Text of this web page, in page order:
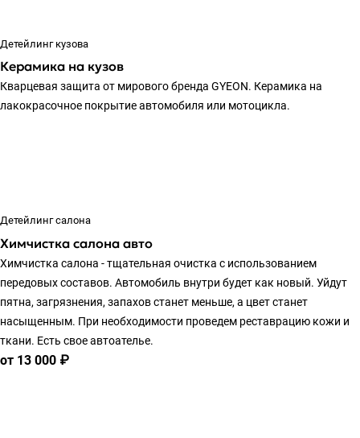
Детейлинг кузова
Керамика на кузов
Кварцевая защита от мирового бренда GYEON. Керамика на
лакокрасочное покрытие автомобиля или мотоцикла.
Детейлинг салона
Химчистка салона авто
Химчистка салона - тщательная очистка с использованием
передовых составов. Автомобиль внутри будет как новый. Уйдут
пятна, загрязнения, запахов станет меньше, а цвет станет
насыщенным. При необходимости проведем реставрацию кожи и
ткани. Есть свое автоателье.
от 13 000 ₽